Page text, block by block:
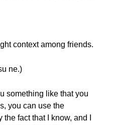
context among friends.
ne.)
something like that you
you can use the
fact that I know, and I